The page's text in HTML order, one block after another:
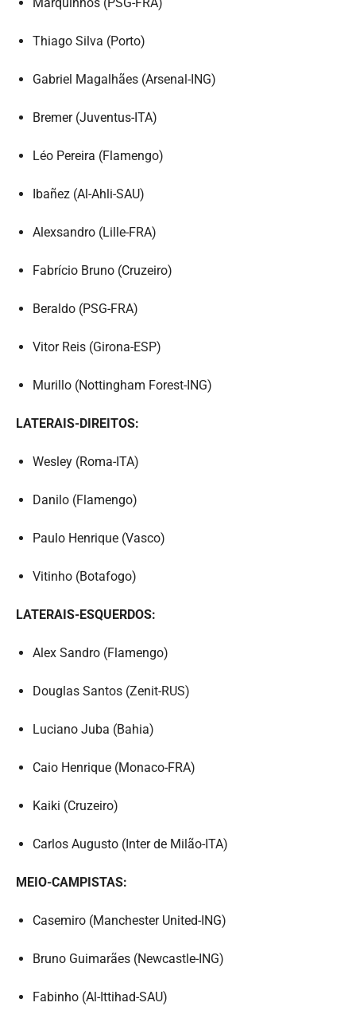
Thiago Silva (Porto)
Gabriel Magalhães (Arsenal-ING)
Bremer (Juventus-ITA)
Léo Pereira (Flamengo)
Ibañez (Al-Ahli-SAU)
Alexsandro (Lille-FRA)
Fabrício Bruno (Cruzeiro)
Beraldo (PSG-FRA)
Vitor Reis (Girona-ESP)
Murillo (Nottingham Forest-ING)
LATERAIS-DIREITOS:
Wesley (Roma-ITA)
Danilo (Flamengo)
Paulo Henrique (Vasco)
Vitinho (Botafogo)
LATERAIS-ESQUERDOS:
Alex Sandro (Flamengo)
Douglas Santos (Zenit-RUS)
Luciano Juba (Bahia)
Caio Henrique (Monaco-FRA)
Kaiki (Cruzeiro)
Carlos Augusto (Inter de Milão-ITA)
MEIO-CAMPISTAS:
Casemiro (Manchester United-ING)
Bruno Guimarães (Newcastle-ING)
Fabinho (Al-Ittihad-SAU)